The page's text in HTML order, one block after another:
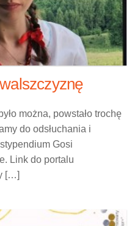
można, powstało trochę
do odsłuchania i
Gosi
Link do portalu
[…]